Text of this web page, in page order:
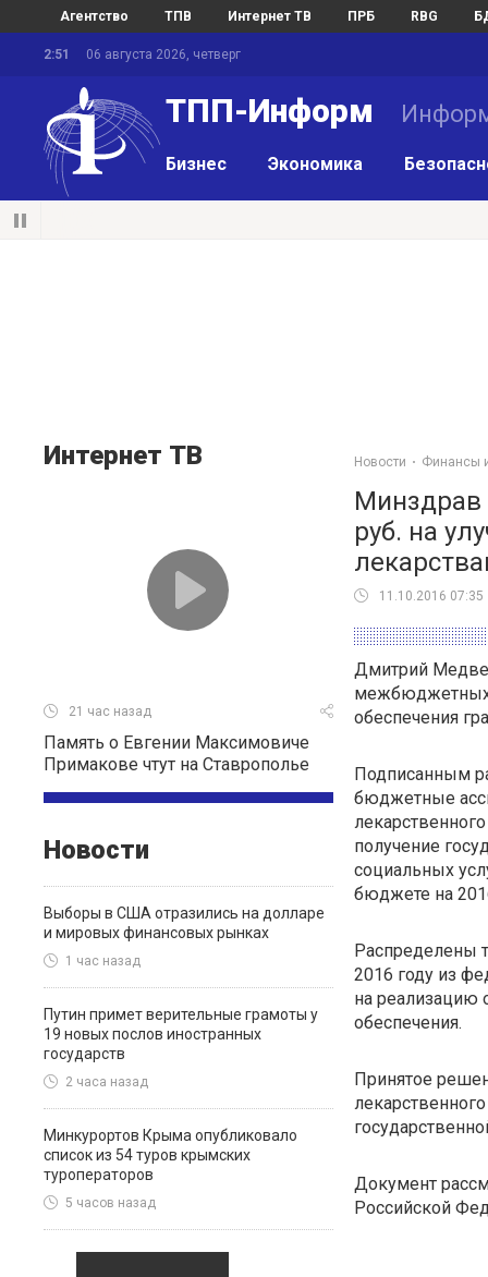
Агентство ТПВ Интернет ТВ ПРБ RBG
2:51 06 августа 2026, четверг
ТПП-Информ
Бизнес Экономика
Интернет ТВ
21 час назад
Память о Евгении Максимовиче
Примакове чтут на Ставрополье
Новости
Выборы в США отразились на долларе
и мировых финансовых рынках
1 час назад
Путин примет верительные грамоты у
19 новых послов иностранных
государств
2 часа назад
Минкурортов Крыма опубликовало
список из 54 туров крымских
туроператоров
5 часов назад
Новости Финансы
Минздрав
руб. на
11.10.2016 07:35
Дмитрий
межбюджетных
обеспечения
Подписанным
бюджетные
получение
социальных
бюджете на
Распределены
2016 году из
на реализацию
обеспечения.
Принятое
Документ
Российской